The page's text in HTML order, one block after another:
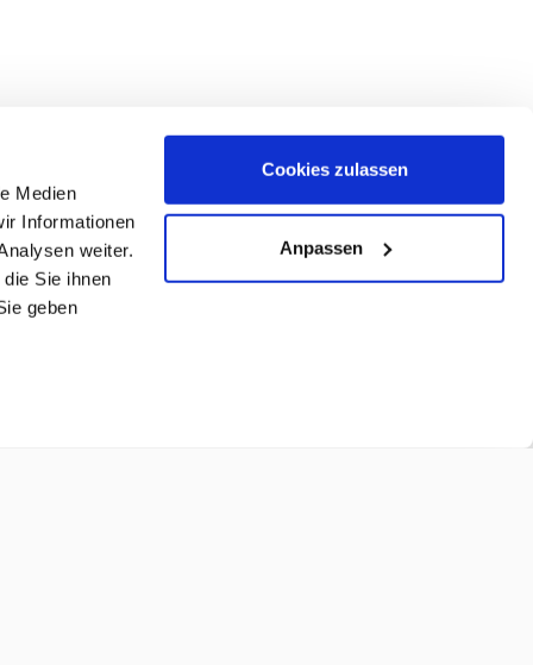
Medien
Informationen
weiter.
Sie ihnen
geben
Cookies zulassen
Anpassen